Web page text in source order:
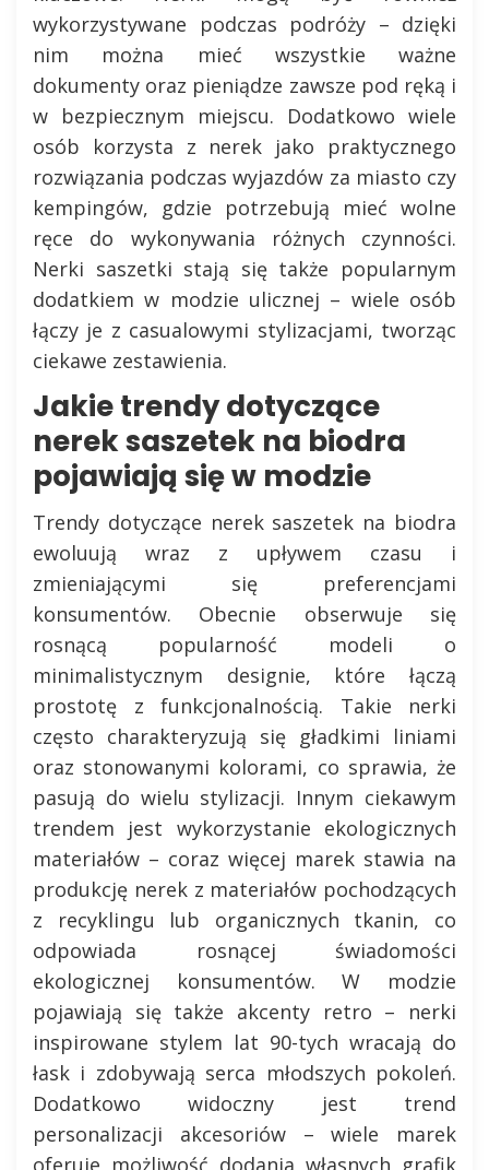
wykorzystywane podczas podróży – dzięki
nim można mieć wszystkie ważne
dokumenty oraz pieniądze zawsze pod ręką i
w bezpiecznym miejscu. Dodatkowo wiele
osób korzysta z nerek jako praktycznego
rozwiązania podczas wyjazdów za miasto czy
kempingów, gdzie potrzebują mieć wolne
ręce do wykonywania różnych czynności.
Nerki saszetki stają się także popularnym
dodatkiem w modzie ulicznej – wiele osób
łączy je z casualowymi stylizacjami, tworząc
ciekawe zestawienia.
Jakie trendy dotyczące
nerek saszetek na biodra
pojawiają się w modzie
Trendy dotyczące nerek saszetek na biodra
ewoluują wraz z upływem czasu i
zmieniającymi się preferencjami
konsumentów. Obecnie obserwuje się
rosnącą popularność modeli o
minimalistycznym designie, które łączą
prostotę z funkcjonalnością. Takie nerki
często charakteryzują się gładkimi liniami
oraz stonowanymi kolorami, co sprawia, że
pasują do wielu stylizacji. Innym ciekawym
trendem jest wykorzystanie ekologicznych
materiałów – coraz więcej marek stawia na
produkcję nerek z materiałów pochodzących
z recyklingu lub organicznych tkanin, co
odpowiada rosnącej świadomości
ekologicznej konsumentów. W modzie
pojawiają się także akcenty retro – nerki
inspirowane stylem lat 90-tych wracają do
łask i zdobywają serca młodszych pokoleń.
Dodatkowo widoczny jest trend
personalizacji akcesoriów – wiele marek
oferuje możliwość dodania własnych grafik